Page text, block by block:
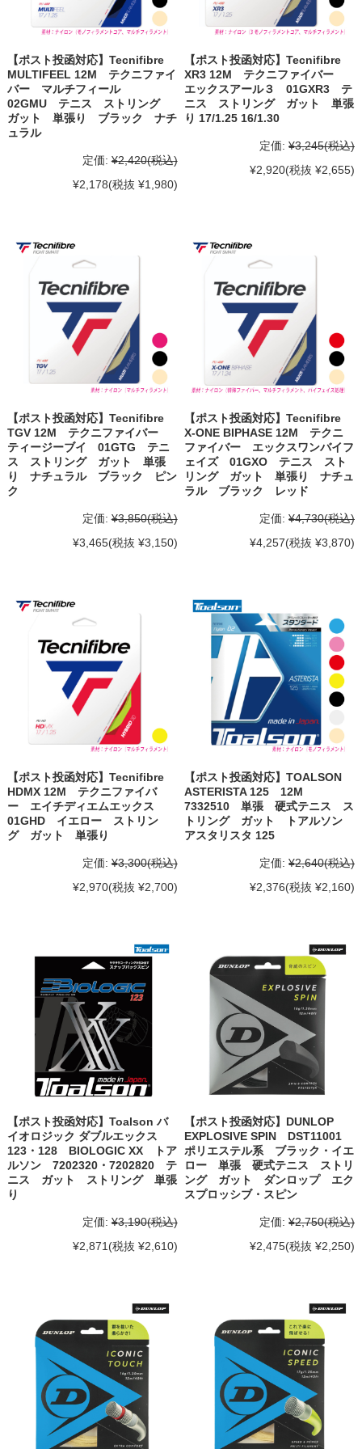
【ポスト投函対応】Tecnifibre
MULTIFEEL 12M テクニファイ
バー マルチフィール
02GMU テニス ストリング
ガット 単張り ブラック ナチ
ュラル
定価: ¥2,420(税込)
¥2,178(税抜 ¥1,980)
【ポスト投函対応】Tecnifibre
XR3 12M テクニファイバー
エックスアール３ 01GXR3 テ
ニス ストリング ガット 単張
り 17/1.25 16/1.30
定価: ¥3,245(税込)
¥2,920(税抜 ¥2,655)
【ポスト投函対応】Tecnifibre
TGV 12M テクニファイバー
ティージーブイ 01GTG テニ
ス ストリング ガット 単張
り ナチュラル ブラック ピン
ク
定価: ¥3,850(税込)
¥3,465(税抜 ¥3,150)
【ポスト投函対応】Tecnifibre
X-ONE BIPHASE 12M テクニ
ファイバー エックスワンバイフ
ェイズ 01GXO テニス スト
リング ガット 単張り ナチュ
ラル ブラック レッド
定価: ¥4,730(税込)
¥4,257(税抜 ¥3,870)
【ポスト投函対応】Tecnifibre
HDMX 12M テクニファイバ
ー エイチディエムエックス
01GHD イエロー ストリン
グ ガット 単張り
定価: ¥3,300(税込)
¥2,970(税抜 ¥2,700)
【ポスト投函対応】TOALSON
ASTERISTA 125 12M
7332510 単張 硬式テニス ス
トリング ガット トアルソン
アスタリスタ 125
定価: ¥2,640(税込)
¥2,376(税抜 ¥2,160)
【ポスト投函対応】Toalson バ
イオロジック ダブルエックス
123・128 BIOLOGIC XX トア
ルソン 7202320・7202820 テ
ニス ガット ストリング 単張
り
定価: ¥3,190(税込)
¥2,871 (税抜 ¥2,610)
【ポスト投函対応】DUNLOP
EXPLOSIVE SPIN DST11001
ポリエステル系 ブラック・イエ
ロー 単張 硬式テニス ストリ
ング ガット ダンロップ エク
スプロッシブ・スピン
定価: ¥2,750(税込)
¥2,475(税抜 ¥2,250)